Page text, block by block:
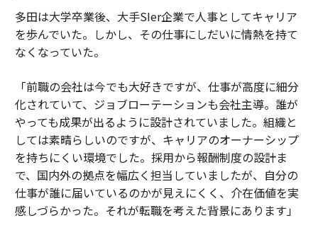
多田は大学卒業後、大手SIer企業で人事としてキャリア
を歩んでいた。しかし、その仕事にしだいに情熱を持て
なくなっていた。
「前職の会社は今でも大好きですが、仕事が高度に細分
化されていて、ジョブローテーションも会社主導。誰が
やっても成果が出るように設計されていました。組織と
しては素晴らしいのですが、キャリアのオーナーシップ
を持ちにくい環境でした。採用から報酬制度の設計ま
で、国内外の拠点を幅広く担当していましたが、自分の
仕事が誰に届いているのかが見えにくく、介在価値を実
感しづらかった。それが転職を考えた背景にあります」